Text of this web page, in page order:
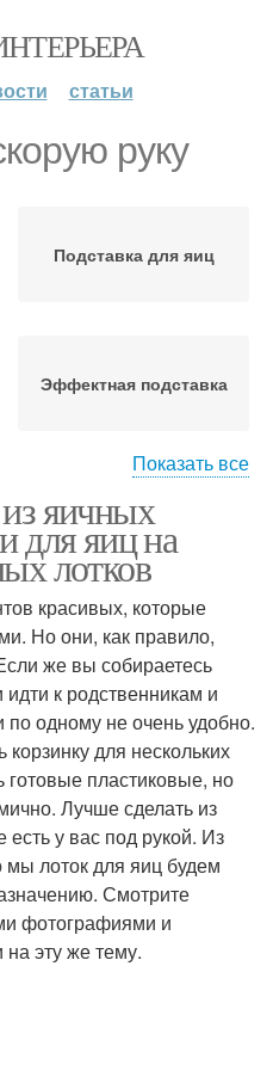
статьи
руку
Подставка для яиц
Эффектная подставка
пасхальных яиц
Вязаная подставка
Подставка для
пасхального яйца
Показать все
яичных
для яиц на
лотков
красивых, которые
Но они, как правило,
же вы собираетесь
к родственникам и
по одному не очень удобно.
для нескольких
готовые пластиковые, но
Лучше сделать из
у вас под рукой. Из
мы лоток для яиц будем
Смотрите
фотографиями и
эту же тему.